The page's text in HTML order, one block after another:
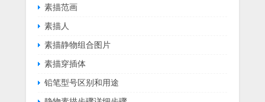
素描范画
素描人
素描静物组合图片
素描穿插体
铅笔型号区别和用途